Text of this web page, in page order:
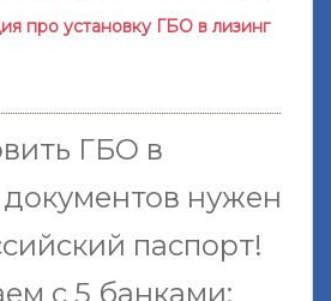
про установку ГБО в лизинг
ГБО в
документов нужен
паспорт!
с 5 банками: